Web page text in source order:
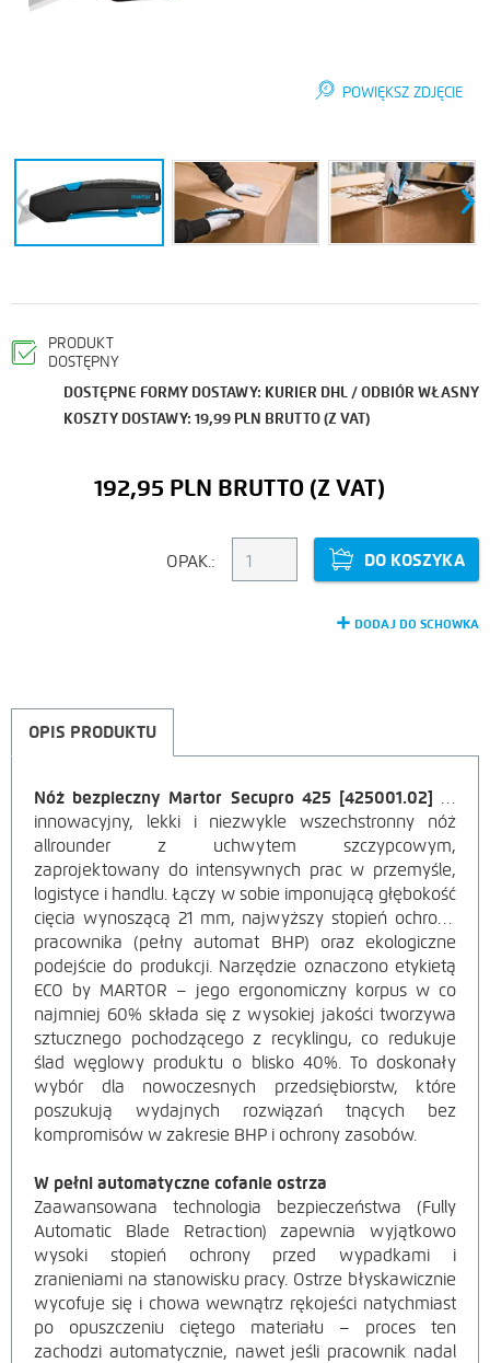
POWIĘKSZ ZDJĘCIE
Previous Next
PRODUKT
DOSTĘPNY
DOSTĘPNE FORMY DOSTAWY: KURIER DHL / ODBIÓR WŁASNY
KOSZTY DOSTAWY: 19,99 PLN BRUTTO (Z VAT)
192,95 PLN
OPAK.: DO KOSZYKA
DODAJ DO SCHOWKA
OPIS PRODUKTU
OPIS
PRODUKTU
Nóż bezpieczny Martor Secupro 425 [425001.02] to
innowacyjny, lekki i niezwykle wszechstronny nóż
allrounder z uchwytem szczypcowym,
zaprojektowany do intensywnych prac w przemyśle,
logistyce i handlu. Łączy w sobie imponującą głębokość
cięcia wynoszącą 21 mm, najwyższy stopień ochrony
pracownika (pełny automat BHP) oraz ekologiczne
podejście do produkcji. Narzędzie oznaczono etykietą
ECO by MARTOR – jego ergonomiczny korpus w co
najmniej 60% składa się z wysokiej jakości tworzywa
sztucznego pochodzącego z recyklingu, co redukuje
ślad węglowy produktu o blisko 40%. To doskonały
wybór dla nowoczesnych przedsiębiorstw, które
poszukują wydajnych rozwiązań tnących bez
kompromisów w zakresie BHP i ochrony zasobów.
W pełni automatyczne cofanie ostrza
Zaawansowana technologia bezpieczeństwa (Fully
Automatic Blade Retraction) zapewnia wyjątkowo
wysoki stopień ochrony przed wypadkami i
zranieniami na stanowisku pracy. Ostrze błyskawicznie
wycofuje się i chowa wewnątrz rękojeści natychmiast
po opuszczeniu ciętego materiału – proces ten
zachodzi automatycznie, nawet jeśli pracownik nadal